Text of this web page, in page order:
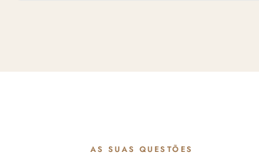
AS SUAS QUESTÕES